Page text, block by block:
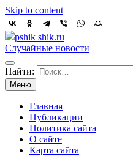
Skip to content
pshik shik.ru
Случайные новости
Найти:
Меню
Главная
Публикации
Политика сайта
О сайте
Карта сайта